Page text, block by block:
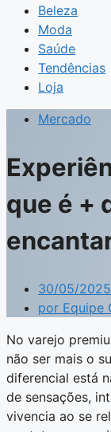
Beleza
Moda
Saúde
Tendências
Loja
Mercado
que é +
30/05/2025
por Equipe
No varejo
não ser mais o
diferencial está
de sensações,
vivencia ao se